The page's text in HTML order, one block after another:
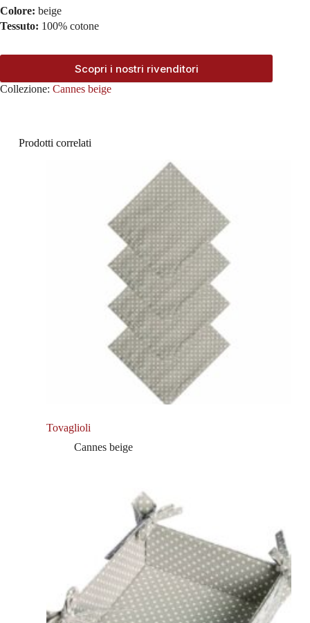
Colore: beige
Tessuto: 100% cotone
Scopri i nostri rivenditori
Collezione: Cannes beige
Prodotti correlati
Tovaglioli
Cannes beige